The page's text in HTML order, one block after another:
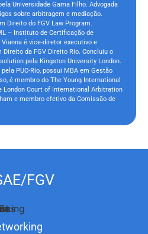
Universidade Gama Filho. Advogada
sobre arbitragem e mediação.
Direito do FGV Law Program.
– Instituto de Certificação de
é vice-diretor executivo e
da FGV Direito Rio. Concluiu o
pela Kingston University London.
PUC-Rio, possui MBA em Gestão
é membro do The Young International
London Court of International Arbitration
e membro efetivo da Comissão de
FGV